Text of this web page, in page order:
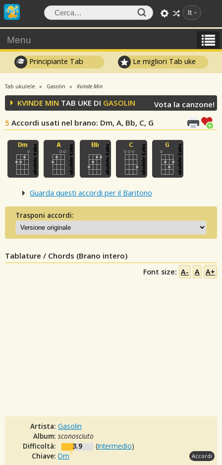
It
Menu
Principiante Tab Le migliori Tab uke
Tab ukulele Gasolin Kvinde Min
KVINDE MIN TAB UKE DI GASOLIN
5 Accordi usati nel brano: Dm, A, Bb, C, G
Vota la canzone!
Guarda questi accordi per il Baritono
Trasponi accordi:
Tablature / Chords (Brano intero)
Font size: A- A A+
Artista: Gasolin
Album: sconosciuto
Difficoltà:
3.9 (Intermedio)
Chiave: Dm Accordi